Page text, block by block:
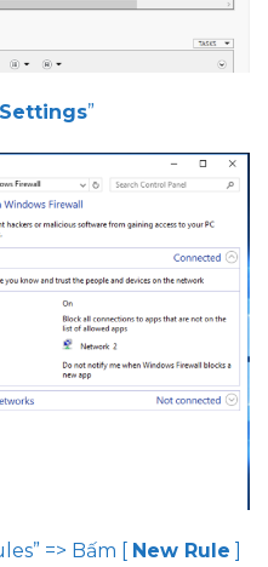
”
=> Bấm [ New Rule ]